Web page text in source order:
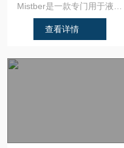
Mistber是一款专门用于液体
雾化气溶胶（溶液或颗粒物...
查看详情